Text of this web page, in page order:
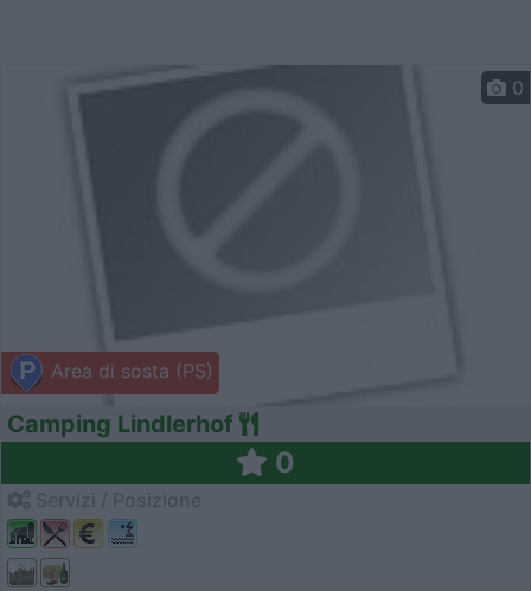
Area di sosta (PS)
0
Camping Lindlerhof
0